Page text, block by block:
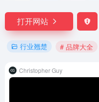
打开网站
行业翘楚 # 品牌大全
Christopher Guy